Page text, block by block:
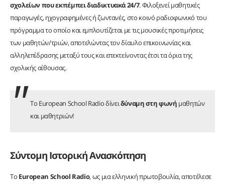
σχολείων που εκπέμπει διαδικτυακά 24/7. Φιλοξενεί μαθητικές
παραγωγές, ηχογραφημένες ή ζωντανές, στο κοινό ραδιοφωνικό του
πρόγραμμα το οποίο και εμπλουτίζεται με τις μουσικές προτιμήσεις
των μαθητών/τριών, αποτελώντας τον δίαυλο επικοινωνίας και
αλληλεπίδρασης μεταξύ τους και επεκτείνοντας έτσι τα όρια της
σχολικής αίθουσας.
Το European School Radio δίνειδύναμη στη φωνή μαθητών
και μαθητριών!
Σύντομη Ιστορική Ανασκόπηση
Το European School Radio, ως μια ελληνική πρωτοβουλία, αποτέλεσε